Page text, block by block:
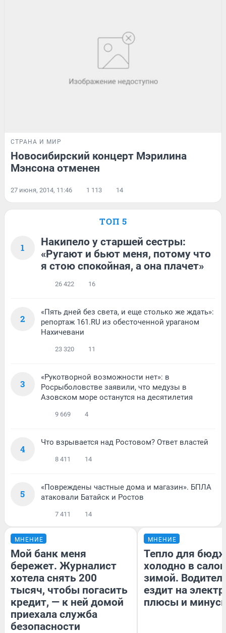
СТРАНА И МИР
Новосибирский концерт Мэрилина
Мэнсона отменен
27 июня, 2014, 11:46 1 113 14
ТОП 5
1
Накипело у старшей сестры:
«Ругают и бьют меня, потому что
я стою спокойная, а она плачет»
26 422 16
2
«Пять дней без света, и еще столько же ждать»:
репортаж 161.RU из обесточенной ураганом
Нахичевани
23 320 11
3
«Рукотворной возможности нет»: в
Росрыболовстве заявили, что медузы в
Азовском море останутся на десятилетия
9 669 4
4
Что взрывается над Ростовом? Ответ властей
8 411 14
5
«Повреждены частные дома и магазин». БПЛА
атаковали Батайск и Ростов
7 411 14
МНЕНИЕ
Мой банк меня
бережет. Журналист
хотела снять 200
тысяч, чтобы погасить
кредит, — к ней домой
приехала служба
безопасности
МНЕНИЕ
Тепло для
холодно в
зимой.
ездит на
плюсы и